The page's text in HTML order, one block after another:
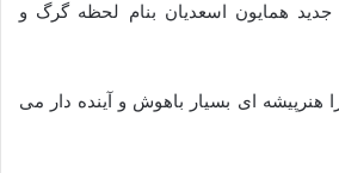
همایون اسعدیان بنام لحظه گرگ و
هنرپیشه ای بسیار باهوش و آینده دار می